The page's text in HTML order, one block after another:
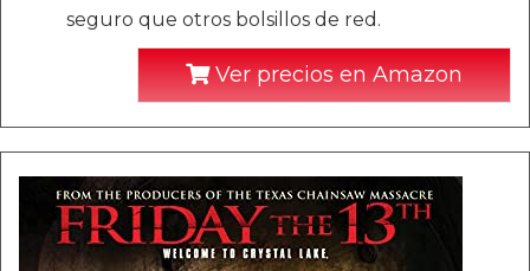
seguro que otros bolsillos de red.
Ver precios en Amazon